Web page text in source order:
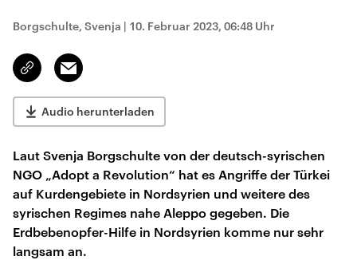
Borgschulte, Svenja | 10. Februar 2023, 06:48 Uhr
Link
kopieren/teilen
Email
Audio herunterladen
Laut Svenja Borgschulte von der deutsch-syrischen
NGO „Adopt a Revolution“ hat es Angriffe der Türkei
auf Kurdengebiete in Nordsyrien und weitere des
syrischen Regimes nahe Aleppo gegeben. Die
Erdbebenopfer-Hilfe in Nordsyrien komme nur sehr
langsam an.